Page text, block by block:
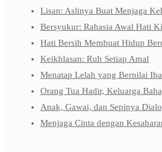
Lisan: Aslinya Buat Menjaga
Bersyukur: Rahasia Awal Hati
Hati Bersih Membuat Hidup
Keikhlasan: Ruh Setiap Amal
Menatap Lelah yang Bernilai
Orang Tua Hadir, Keluarga
Anak, Gawai, dan Sepinya
Menjaga Cinta dengan